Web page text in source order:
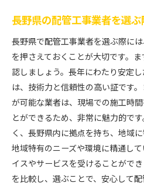
長野県の配管工事業者を選ぶ
長野県で配管工事業者を選ぶ際に
を押さえておくことが大切です。
認しましょう。長年にわたり安定
は、技術力と信頼性の高い証です
が可能な業者は、現場での施工時
とができるため、非常に魅力的で
く、長野県内に拠点を持ち、地域
地域特有のニーズや環境に精通し
イスやサービスを受けることがで
を比較し、選ぶことで、安心して